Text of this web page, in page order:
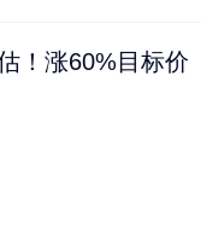
！涨60%目标价